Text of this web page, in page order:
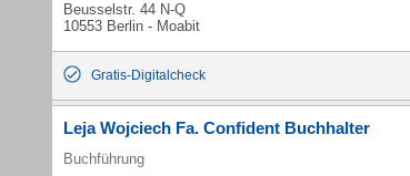
Beusselstr. 44 N-Q
10553 Berlin - Moabit
Gratis-Digitalcheck
Leja Wojciech Fa. Confident Buchhalter
Buchführung